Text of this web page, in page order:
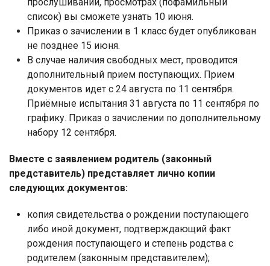
прослушивании, просмотрах (пофамильный
список) вы сможете узнать 10 июня.
Приказ о зачислении в 1 класс будет опубликован
не позднее 15 июня.
В случае наличия свободных мест, проводится
дополнительный прием поступающих. Прием
документов идет с 24 августа по 11 сентября.
Приёмные испытания 31 августа по 11 сентября по
графику. Приказ о зачислении по дополнительному
набору 12 сентября.
Вместе с заявлением родитель (законный
представитель) представляет лично копии
следующих документов:
копия свидетельства о рождении поступающего
либо иной документ, подтверждающий факт
рождения поступающего и степень родства с
родителем (законным представителем);